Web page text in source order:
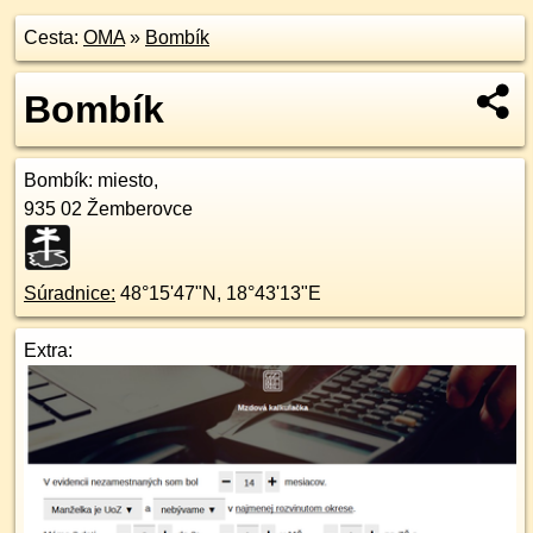
Cesta: OMA» Bombík
Bombík
Bombík: miesto,
935 02 Žemberovce
Súradnice: 48°15'47"N , 18°43'13"E
Extra: